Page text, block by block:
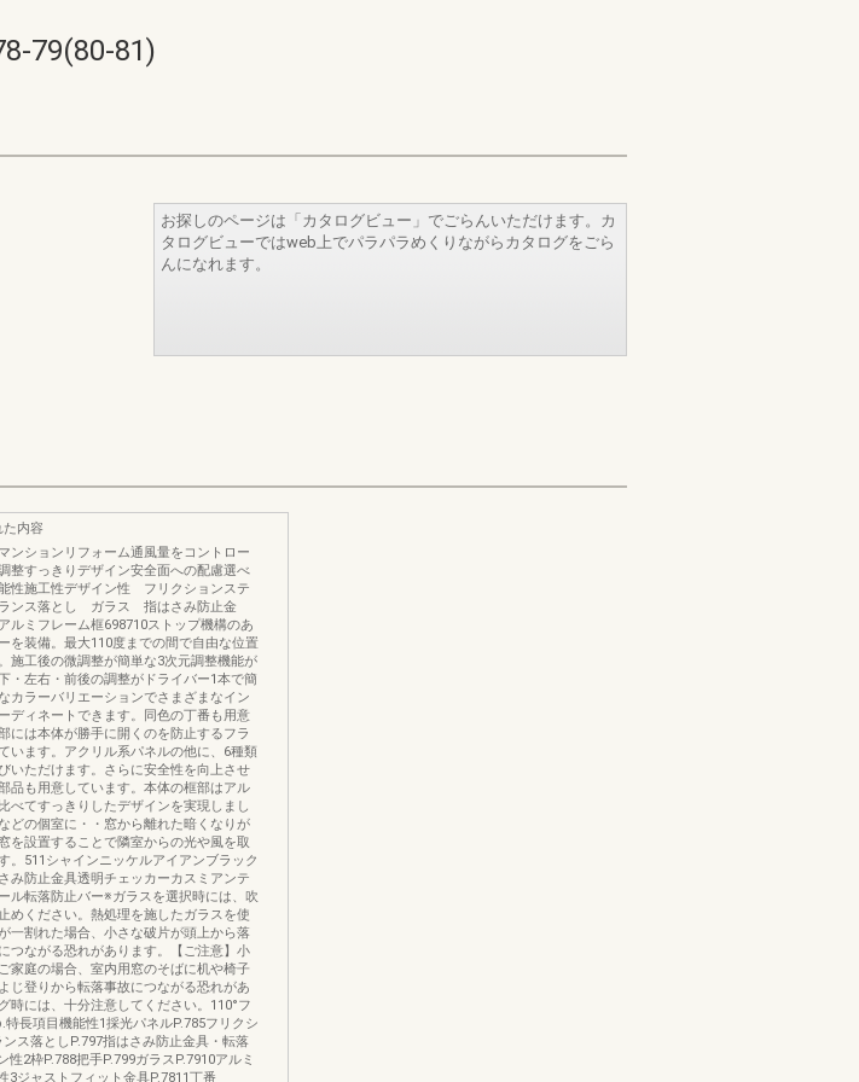
79(80-81)
お探しのページは「カタログビュー」でごらんいただけます。カ
タログビューではweb上でパラパラめくりながらカタログをごら
んになれます。
た内容
ションリフォーム通風量をコントロー
整すっきりデザイン安全面への配慮選べ
性施工性デザイン性 フリクションステ
ス落とし ガラス 指はさみ防止金
ミフレーム框698710ストップ機構のあ
を装備。最大110度までの間で自由な位置
施工後の微調整が簡単な3次元調整機能が
・左右・前後の調整がドライバー1本で簡
カラーバリエーションでさまざまなイン
ディネートできます。同色の丁番も用意
には本体が勝手に開くのを防止するフラ
います。アクリル系パネルの他に、6種類
いただけます。さらに安全性を向上させ
品も用意しています。本体の框部はアル
べてすっきりしたデザインを実現しまし
どの個室に・・窓から離れた暗くなりが
を設置することで隣室からの光や風を取
。511シャインニッケルアイアンブラック
み防止金具透明チェッカーカスミアンテ
ル転落防止バー※ガラスを選択時には、吹
めください。熱処理を施したガラスを使
一割れた場合、小さな破片が頭上から落
つながる恐れがあります。【ご注意】小
家庭の場合、室内用窓のそばに机や椅子
じ登りから転落事故につながる恐れがあ
時には、十分注意してください。110°フ
長項目機能性1採光パネルP.785フリクシ
ンス落としP.797指はさみ防止金具・転落
性2枠P.788把手P.799ガラスP.7910アルミ
3ジャストフィット金具P.7811丁番